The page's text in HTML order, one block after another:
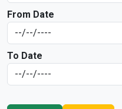
From Date
To Date